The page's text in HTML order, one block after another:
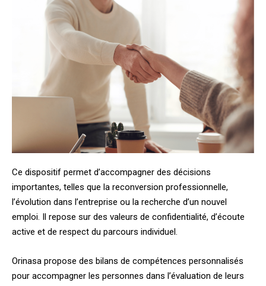
Ce dispositif permet d’accompagner des décisions
importantes, telles que la reconversion professionnelle,
l’évolution dans l’entreprise ou la recherche d’un nouvel
emploi. Il repose sur des valeurs de confidentialité, d’écoute
active et de respect du parcours individuel.
Orinasa propose des bilans de compétences personnalisés
pour accompagner les personnes dans l’évaluation de leurs